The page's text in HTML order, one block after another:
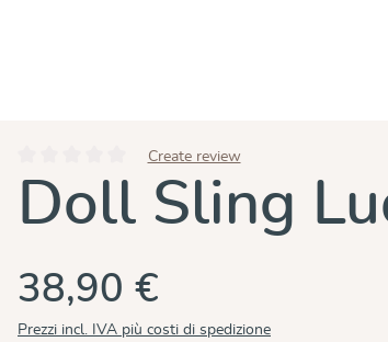
Valutazione media di 0 su 5 stelle
Create review
Doll Sling
38,90 €
Prezzi incl. IVA più costi di spedizione